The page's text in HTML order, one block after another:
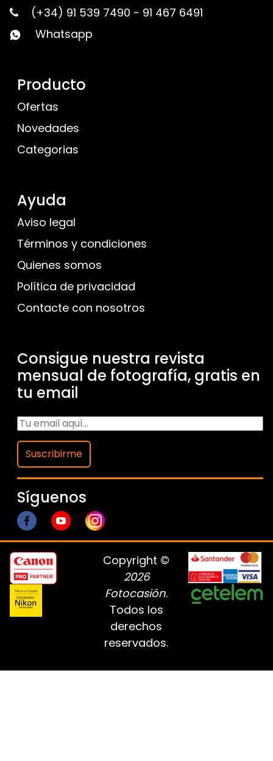
(+34) 91 539 7490 - 91 467 6491
Whatsapp
Producto
Ofertas
Novedades
Categorias
Ayuda
Aviso legal
Términos y condiciones
Quienes somos
Política de privacidad
Contacte con nosotros
Consigue nuestra revista
mensual de fotografía, gratis en
tu email
Suscribirme
Síguenos
Copyright ©
2026
Fotocasión.
Todos los
derechos
reservados.